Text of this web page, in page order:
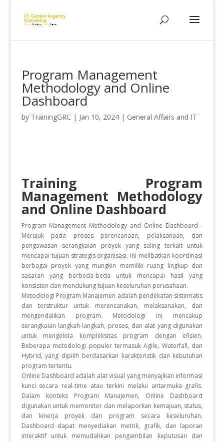
Program Management
Methodology and Online
Dashboard
by TrainingGRC | Jan 10, 2024| General Affairs and IT
Training Program
Management Methodology
and Online Dashboard
Program Management Methodology and Online Dashboard -
Merujuk pada proses perencanaan, pelaksanaan, dan
pengawasan serangkaian proyek yang saling terkait untuk
mencapai tujuan strategis organisasi. Ini melibatkan koordinasi
berbagai proyek yang mungkin memiliki ruang lingkup dan
sasaran yang berbeda-beda untuk mencapai hasil yang
konsisten dan mendukung tujuan keseluruhan perusahaan.
Metodologi Program Manajemen adalah pendekatan sistematis
dan terstruktur untuk merencanakan, melaksanakan, dan
mengendalikan program. Metodologi ini mencakup
serangkaian langkah-langkah, proses, dan alat yang digunakan
untuk mengelola kompleksitas program dengan efisien.
Beberapa metodologi populer termasuk Agile, Waterfall, dan
Hybrid, yang dipilih berdasarkan karakteristik dan kebutuhan
program tertentu.
Online Dashboard adalah alat visual yang menyajikan informasi
kunci secara real-time atau terkini melalui antarmuka grafis.
Dalam konteks Program Manajemen, Online Dashboard
digunakan untuk memonitor dan melaporkan kemajuan, status,
dan kinerja proyek dan program secara keseluruhan.
Dashboard dapat menyediakan metrik, grafik, dan laporan
interaktif untuk memudahkan pengambilan keputusan dan